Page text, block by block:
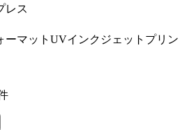
レス
ーマットUVインクジェットプリン